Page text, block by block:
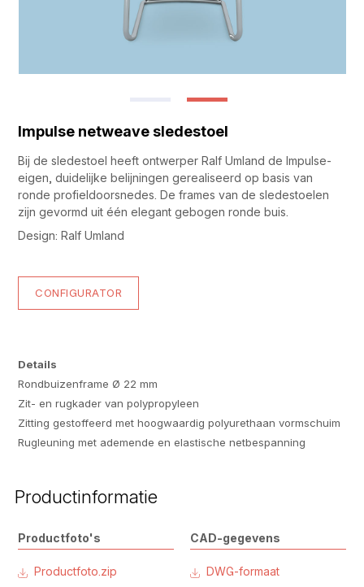
Impulse netweave sledestoel
Bij de sledestoel heeft ontwerper Ralf Umland de Impulse-
eigen, duidelijke belijningen gerealiseerd op basis van
ronde profieldoorsnedes. De frames van de sledestoelen
zijn gevormd uit één elegant gebogen ronde buis.
Design: Ralf Umland
CONFIGURATOR
Details
Rondbuizenframe Ø 22 mm
Zit- en rugkader van polypropyleen
Zitting gestoffeerd met hoogwaardig polyurethaan vormschuim
Rugleuning met ademende en elastische netbespanning
Productinformatie
Productfoto's
Productfoto.zip
CAD-gegevens
DWG-formaat